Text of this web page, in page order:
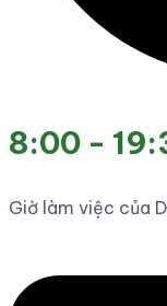
8:00 -
Giờ làm việc của